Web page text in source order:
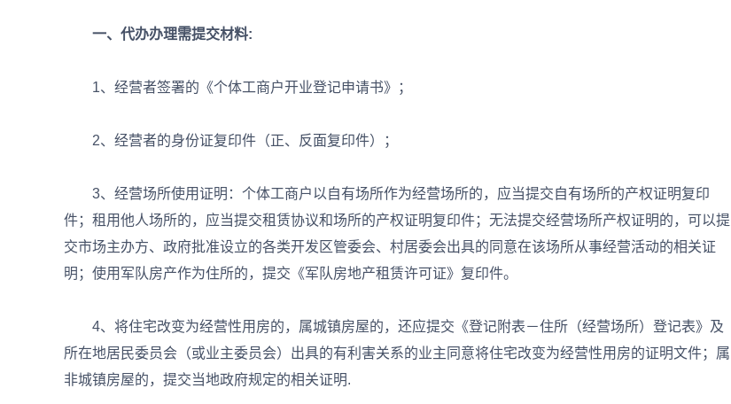
一、代办办理需提交材料:
1、经营者签署的《个体工商户开业登记申请书》；
2、经营者的身份证复印件（正、反面复印件）；
3、经营场所使用证明：个体工商户以自有场所作为经营场所的，应当提交自有场所的产权证明复印
件；租用他人场所的，应当提交租赁协议和场所的产权证明复印件；无法提交经营场所产权证明的，可以提
交市场主办方、政府批准设立的各类开发区管委会、村居委会出具的同意在该场所从事经营活动的相关证
明；使用军队房产作为住所的，提交《军队房地产租赁许可证》复印件。
4、将住宅改变为经营性用房的，属城镇房屋的，还应提交《登记附表－住所（经营场所）登记表》及
所在地居民委员会（或业主委员会）出具的有利害关系的业主同意将住宅改变为经营性用房的证明文件；属
非城镇房屋的，提交当地政府规定的相关证明.